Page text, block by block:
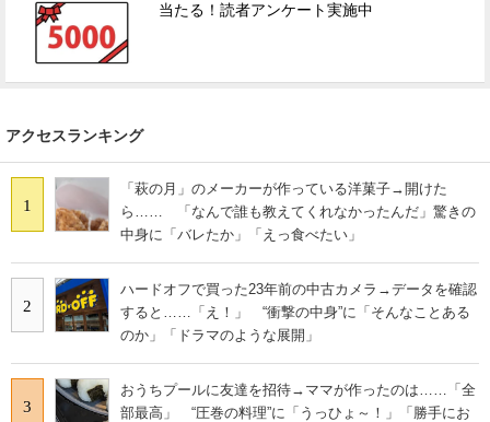
当たる！読者アンケート実施中
アクセスランキング
1
「萩の月」のメーカーが作っている洋菓子→開けた
ら…… 「なんで誰も教えてくれなかったんだ」驚きの
中身に「バレたか」「えっ食べたい」
2
ハードオフで買った23年前の中古カメラ→データを確認
すると……「え！」 “衝撃の中身”に「そんなことある
のか」「ドラマのような展開」
3
おうちプールに友達を招待→ママが作ったのは……「全
部最高」 “圧巻の料理”に「うっひょ～！」「勝手にお